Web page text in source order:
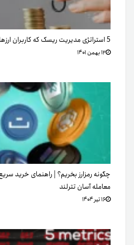
5 استراتژی مدیریت ریسک که کاربران ارزهای دیجیتال باید بدانند
۱۲ بهمن ۱۴۰۱
چگونه رمزارز بخریم؟ | راهنمای خرید
معامله آسان تترلند
۱۶ تیر ۱۴۰۴